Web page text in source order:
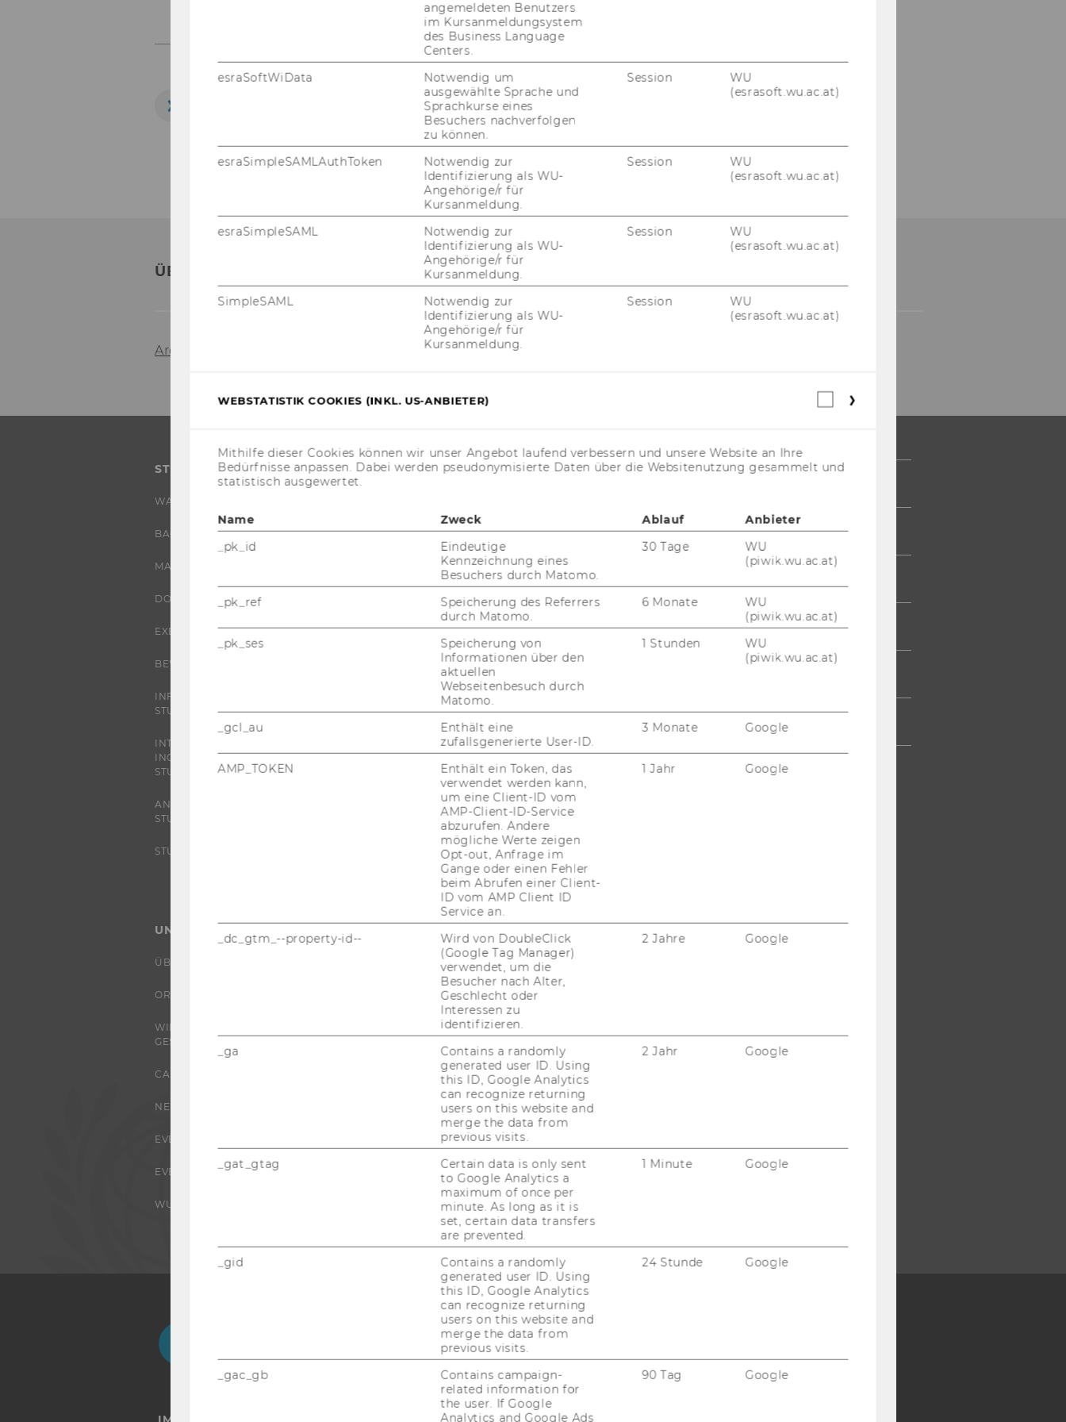
ÜBERSICHT GRUPPE 1 - 52
Ar­chiv
STUDIUM
WARUM WU?
BACHELOR
MASTER
DOKTORAT / PHD
EXECUTIVE EDUCATION
BEWERBUNG UND ZULASSUNG
INFORMATIONEN FÜR
STUDIERENDE
INTERNATIONALE UND
INCOMING EXCHANGE
STUDIERENDE
ANGEBOTE FÜR SCHULEN UND
STUDIENINTERESSIERTE
STUDENT CLUBS
FORSCHUNG
FORSCHENDE
IMPACT DER FORSCHUNG
ORGANISATION DER
FORSCHUNG
FORSCHUNGSINFRASTRUKTUR
UNIVERSITÄT
ÜBER DIE WU
ORGANISATION
WIRTSCHAFT UND
GESELLSCHAFT
CAMPUS
NEWS
EVENTS ARCHIV
EVENTS
WU FOUNDATION
JOBS
JOBS
JOBPORTAL
RESEARCH CAREER
WELCOME SERVICES
JOBS MIT WU-STUDIUM
KARRIEREKONTAKTE AN DER
KARRIERENETZWERKE AN DER
STUDIERENDE
PRESSE
UNTERNEHMEN
NewsletterBluesky
EQUIS AACSB AMBA
angemeldeten Benutzers
im Kursanmeldungsystem
des Business Language
Centers.
esraSoftWiData
Notwendig um
ausgewählte Sprache und
Sprachkurse eines
Besuchers nachverfolgen
zu können.
Session
WU
(esrasoft.wu.ac.at)
esraSimpleSAMLAuthToken
Notwendig zur
Identifizierung als WU-
Angehörige/r für
Kursanmeldung.
Session
WU
(esrasoft.wu.ac.at)
esraSimpleSAML
Notwendig zur
Identifizierung als WU-
Angehörige/r für
Kursanmeldung.
Session
WU
(esrasoft.wu.ac.at)
SimpleSAML
Notwendig zur
Identifizierung als WU-
Angehörige/r für
Kursanmeldung.
Session
WU
(esrasoft.wu.ac.at)
WEBSTATISTIK COOKIES (INKL. US-ANBIETER)
Webstatistik
Mithilfe dieser Cookies können wir unser Angebot laufend verbessern und unsere Website an Ihre
Bedürfnisse anpassen. Dabei werden pseudonymisierte Daten über die Websitenutzung gesammelt und
statistisch ausgewertet.
Name Zweck Ablauf
Anbieter
_pk_id
Eindeutige
Kennzeichnung eines
Besuchers durch Matomo.
30 Tage
WU
(piwik.wu.ac.at)
_pk_ref
Speicherung des Referrers
durch Matomo.
6 Monate
WU
(piwik.wu.ac.at)
_pk_ses
Speicherung von
Informationen über den
aktuellen
Webseitenbesuch durch
Matomo.
1 Stunden
WU
(piwik.wu.ac.at)
_gcl_au
Enthält eine
zufallsgenerierte User-ID.
3 Monate Google
AMP_TOKEN
Enthält ein Token, das
verwendet werden kann,
um eine Client-ID vom
AMP-Client-ID-Service
abzurufen. Andere
mögliche Werte zeigen
Opt-out, Anfrage im
Gange oder einen Fehler
beim Abrufen einer Client-
ID vom AMP Client ID
Service an.
1 Jahr Google
_dc_gtm_--property-id--
Wird von DoubleClick
(Google Tag Manager)
verwendet, um die
Besucher nach Alter,
Geschlecht oder
Interessen zu
identifizieren.
2 Jahre Google
_ga
Contains a randomly
generated user ID. Using
this ID, Google Analytics
can recognize returning
users on this website and
merge the data from
previous visits.
2 Jahr Google
_gat_gtag
Certain data is only sent
to Google Analytics a
maximum of once per
minute. As long as it is
set, certain data transfers
are prevented.
1 Minute Google
_gid
Contains a randomly
generated user ID. Using
this ID, Google Analytics
can recognize returning
users on this website and
merge the data from
previous visits.
24 Stunde Google
_gac_gb
Contains campaign-
related information for
the user. If Google
Analytics and Google Ads
90 Tag Google